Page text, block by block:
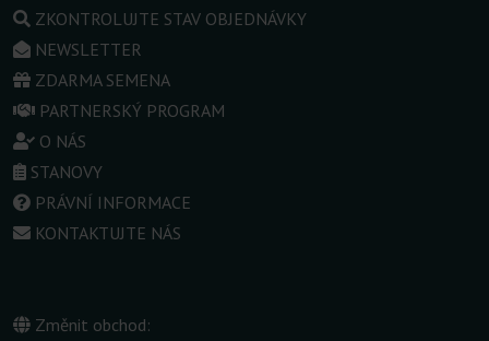
ZKONTROLUJTE STAV OBJEDNÁVKY
NEWSLETTER
ZDARMA SEMENA
PARTNERSKÝ PROGRAM
O NÁS
STANOVY
PRÁVNÍ INFORMACE
KONTAKTUJTE NÁS
Změnit obchod: